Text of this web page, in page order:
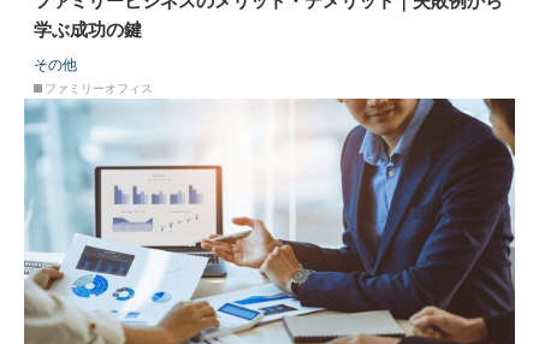
学ぶ成功の鍵
その他
ファミリーオフィス